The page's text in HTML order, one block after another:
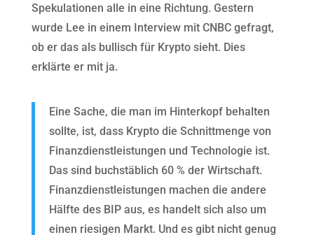
Spekulationen alle in eine Richtung. Gestern
wurde Lee in einem Interview mit CNBC gefragt,
ob er das als bullisch für Krypto sieht. Dies
erklärte er mit ja.
Eine Sache, die man im Hinterkopf behalten
sollte, ist, dass Krypto die Schnittmenge von
Finanzdienstleistungen und Technologie ist.
Das sind buchstäblich 60 % der Wirtschaft.
Finanzdienstleistungen machen die andere
Hälfte des BIP aus, es handelt sich also um
einen riesigen Markt. Und es gibt nicht genug